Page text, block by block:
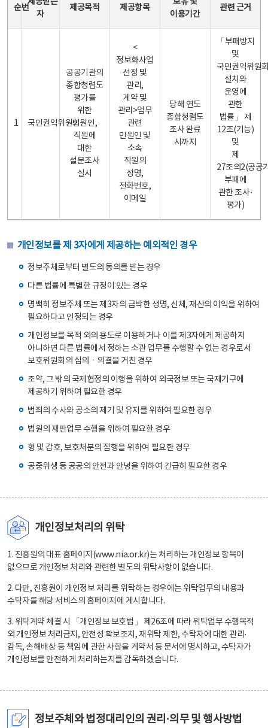
순번
자
제공목적 제공항목
이용기간
관련 근거
1 국민권익위원회
공공기관의
종합청렴도
평가를
위한
민원인,
직원에
대한
설문조사
실시
<
정보화사업
선정 및
관리,
계약 및
관리>업무
관련
민원인 및
소속
직원의
성명,
전화번호,
이메일
당해 연도
종합청렴도
조사 완료
시까지
「부패방지
및
국민권익위원
설치와
운영에
관한
법률」 제
12조(기능)
및
제
27조의2(공공
부패에
관한 조사·
평가)
개인정보를 제 3자에게 제공하는 예외적인 경우
정보주체로부터 별도의 동의를 받는 경우
다른 법률에 특별한 규정이 있는 경우
명백히 정보주체 또는 제3자의 급박한 생명, 신체, 재산의 이익을 위하여
필요하다고 인정되는 경우
개인정보를 목적 외의 용도로 이용하거나 이를 제3자에게 제공하지
아니하면 다른 법률에서 정하는 소관 업무를 수행할 수 없는 경우로서
보호위원회의 심의ㆍ의결을 거친 경우
조약, 그 밖의 국제협정의 이행을 위하여 외국정보 또는 국제기구에
제공하기 위하여 필요한 경우
범죄의 수사와 공소의 제기 및 유지를 위하여 필요한 경우
법원의 재판업무 수행을 위하여 필요한 경우
형 및 감호, 보호처분의 집행을 위하여 필요한 경우
공중위생 등 공공의 안전과 안녕을 위하여 긴급히 필요한 경우
개인정보처리의 위탁
1. 진흥원의 대표 홈페이지(www.nia.or.kr)는 처리하는 개인정보 항목이
없으므로 개인정보 처리와 관련한 별도의 위탁사항이 없습니다.
2. 다만, 진흥원이 개인정보 처리를 위탁하는 경우에는 위탁업무의 내용과
수탁자를 해당 서비스의 홈페이지에 게시합니다.
3. 위탁계약 체결 시 「개인정보 보호법」 제26조에 따라 위탁업무 수행목적
외 개인정보 처리금지, 안전성 확보조치, 재위탁 제한, 수탁자에 대한 관리·
감독, 손해배상 등 책임에 관한 사항을 계약서 등 문서에 명시하고, 수탁자가
개인정보를 안전하게 처리하는지를 감독하겠습니다.
정보주체와 법정대리인의 권리·의무 및 행사방법